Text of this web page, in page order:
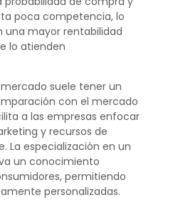
poca competencia, lo
una mayor rentabilidad
lo atienden
suele tener un
con el mercado
a las empresas enfocar
y recursos de
La especialización en un
un conocimiento
permitiendo
personalizadas.